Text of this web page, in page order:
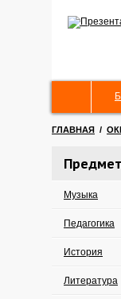
ГЛАВНАЯ /
Музыка
Педагогика
История
Литература